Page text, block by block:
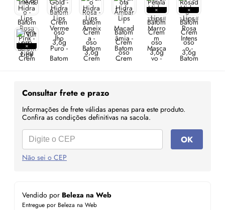
17% off 14% off
Consultar frete e prazo
Informações de frete válidas apenas para este produto.
Confira as condições definitivas na sacola.
OK
Não sei o CEP
Vendido por Beleza na Web
Entregue por Beleza na Web